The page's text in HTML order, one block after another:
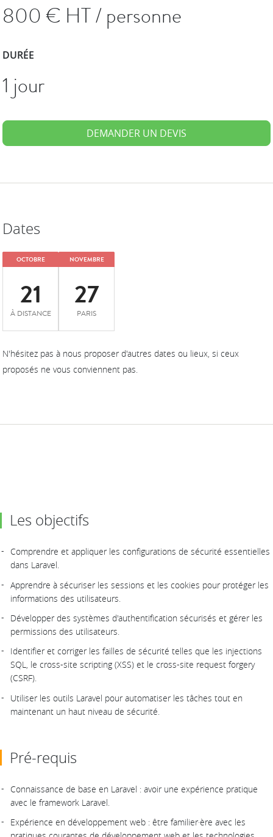
800€ HT / personne
DURÉE
1 jour
DEMANDER UN DEVIS
Dates
OCTOBRE
21
À DISTANCE
NOVEMBRE
27
PARIS
N'hésitez pas à nous proposer d'autres dates ou lieux, si ceux
proposés ne vous conviennent pas.
Les objectifs
Comprendre et appliquer les configurations de sécurité essentielles
dans Laravel.
Apprendre à sécuriser les sessions et les cookies pour protéger les
informations des utilisateurs.
Développer des systèmes d'authentification sécurisés et gérer les
permissions des utilisateurs.
Identifier et corriger les failles de sécurité telles que les injections
SQL, le cross-site scripting (XSS) et le cross-site request forgery
(CSRF).
Utiliser les outils Laravel pour automatiser les tâches tout en
maintenant un haut niveau de sécurité.
Pré-requis
Connaissance de base en Laravel : avoir une expérience pratique
avec le framework Laravel.
Expérience en développement web : être familier·ère avec les